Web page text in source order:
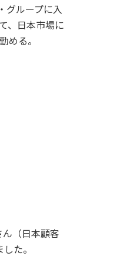
グループに入
、日本市場に
める。
（日本顧客
た。